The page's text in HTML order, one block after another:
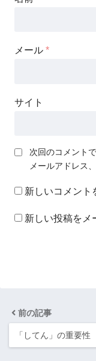
メール *
サイト
次回のコメント
メールアドレス
新しいコメント
新しい投稿をメ
前の記事
「してん」の重要性